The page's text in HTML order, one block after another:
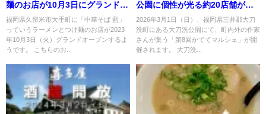
麺のお店が10月3日にグランドオ
ープンするみたい。9月29日、30
日プレオープン（久留米）
福岡県久留米市大手町に「中華そば 藍」
っていうラーメンとつけ麺のお店が2023
年10月3日（火）グランドオープンするよ
うです。 こちらのお...
公園に個性が光る約20店舗が集
結！レタスフェスタも同時開催
（大刀洗町）
2026年3月1日（日）、福岡県三井郡大刀
洗町にある大刀洗公園にて、町内外の作家
さんが集う「第8回かててマルシェ」が開
催されます。 大刀洗...